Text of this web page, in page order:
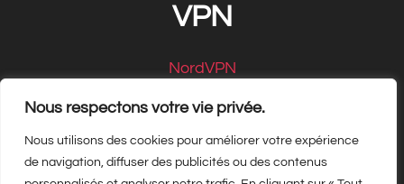
Nous respectons votre vie privée.
Nous utilisons des cookies pour améliorer votre expérience
de navigation, diffuser des publicités ou des contenus
VPN
NordVPN